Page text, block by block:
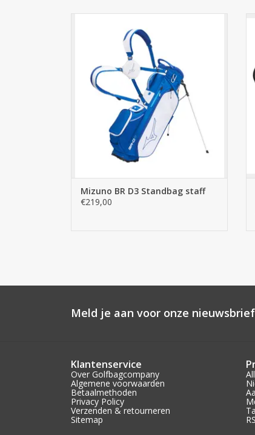
is een lichte, compacte en mobiele stand
bag die verrassend veel opslagcapaciteit
heeft. In 8 ongelooflijke opbergvakken
pak je alles in wat je bereid bent om te
dragen. De BR-D3 Stand Bag heeft een
geïsoleerde koelv
TOEVOEGEN AAN WINKELWAGEN
Mizuno BR D3 Standbag staff
€219,00
Meld je aan voor onze
Klantenservice
Over Golfbagcompany
Algemene voorwaarden
Betaalmethoden
Privacy Policy
Verzenden & retourneren
Sitemap